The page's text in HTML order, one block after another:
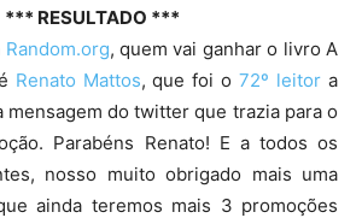
*** RESULTADO ***
Random.org, quem vai ganhar o livro A
Renato Mattos, que foi o72º leitor a
mensagem do twitter que trazia para o
Parabéns Renato! E a todos os
nosso muito obrigado mais uma
ainda teremos mais 3 promoções